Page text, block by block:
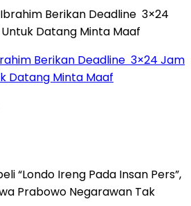
Berikan Deadline 3×24 Jam
Datang Minta Maaf